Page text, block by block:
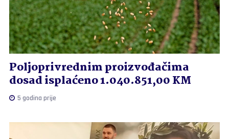
Poljoprivrednim proizvođačima
dosad isplaćeno 1.040.851,00 KM
5 godina prije